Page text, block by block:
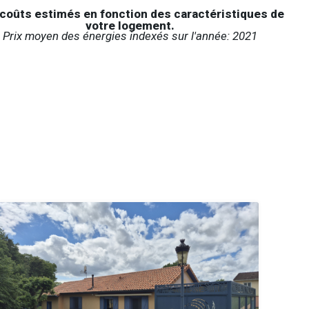
estimés en fonction des caractéristiques de
votre logement.
Prix moyen des énergies indexés sur l'année: 2021